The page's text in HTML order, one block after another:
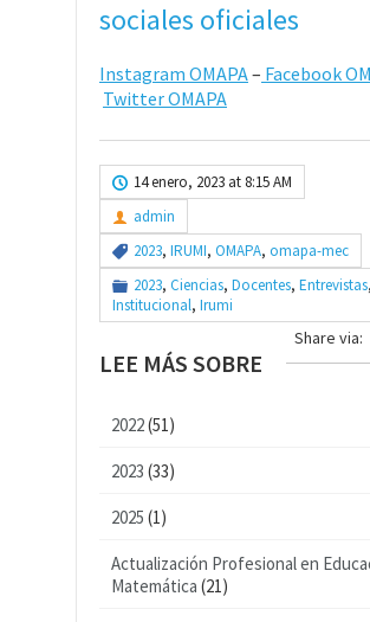
sociales oficiales
Instagram OMAPA– Facebook
Twitter OMAPA
14 enero, 2023 at 8:15 AM
admin
2023, IRUMI, OMAPA, omapa-mec
2023, Ciencias, Docentes, Entrevistas,
Institucional, Irumi
Share via:
LEE MÁS SOBRE
2022(51)
2023 (33)
2025 (1)
Actualización Profesional en
Matemática (21)